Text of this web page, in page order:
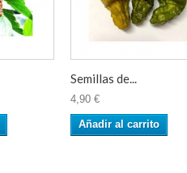
Semillas de...
4,90 €
Añadir al carrito